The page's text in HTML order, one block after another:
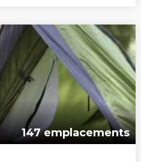
147 emplacements